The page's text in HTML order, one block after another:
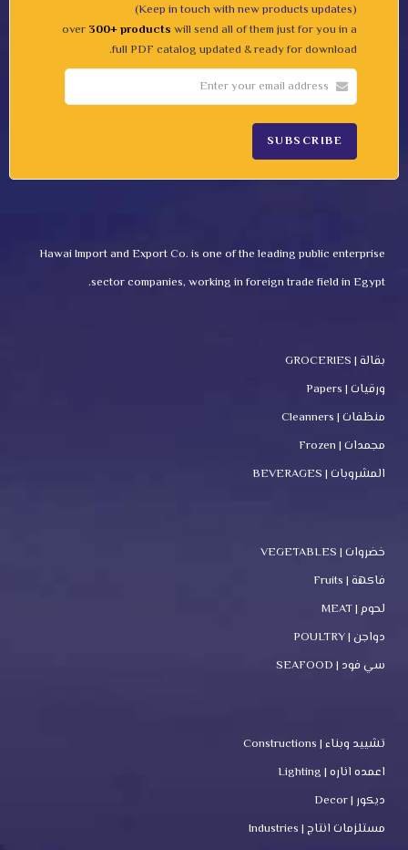
(Keep in touch with new products updates)
over 300+ products will send all of them just for you in a
full PDF catalog updated & ready for download.
Hawai Import and Export Co. is one of the leading public enterprise
sector companies, working in foreign trade field in Egypt.
بقالة | GROCERIES
ورقيات | Papers
منظفات | Cleanners
مجمدات | Frozen
المشروبات | BEVERAGES
خضروات | VEGETABLES
فاكهة | Fruits
لحوم | MEAT
دواجن | POULTRY
سي فود | SEAFOOD
تشييد وبناء | Constructions
اعمده اناره | Lighting
ديكور | Decor
مستلزمات انتاج | Industries